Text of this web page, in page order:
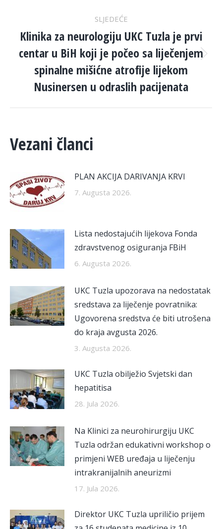
SLJEDEĆE
Next
post:
Klinika za neurologiju UKC Tuzla je prvi
centar u BiH koji je počeo sa liječenjem
spinalne mišićne atrofije lijekom
Nusinersen u odraslih pacijenata
Vezani članci
PLAN AKCIJA DARIVANJA KRVI
7. Augusta 2026.
Lista nedostajućih lijekova Fonda
zdravstvenog osiguranja FBiH
6. Augusta 2026.
UKC Tuzla upozorava na nedostatak
sredstava za liječenje povratnika:
Ugovorena sredstva će biti utrošena
do kraja avgusta 2026.
3. Augusta 2026.
UKC Tuzla obilježio Svjetski dan
hepatitisa
28. Jula 2026.
Na Klinici za neurohirurgiju UKC
Tuzla održan edukativni workshop o
primjeni WEB uređaja u liječenju
intrakranijalnih aneurizmi
17. Jula 2026.
Direktor UKC Tuzla upriličio prijem